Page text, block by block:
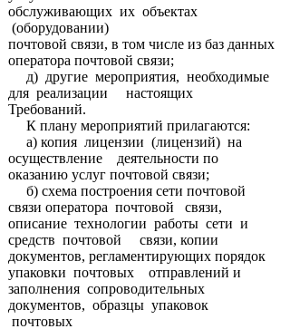
обслуживающих их объектах
(оборудовании)
почтовой связи, в том числе из баз данных
оператора почтовой связи;
д) другие мероприятия, необходимые
для реализации настоящих
Требований.
К плану мероприятий прилагаются:
а) копия лицензии (лицензий) на
осуществление деятельности по
оказанию услуг почтовой связи;
б) схема построения сети почтовой
связи оператора почтовой связи,
описание технологии работы сети и
средств почтовой связи, копии
документов, регламентирующих порядок
упаковки почтовых отправлений и
заполнения сопроводительных
документов, образцы упаковок
почтовых